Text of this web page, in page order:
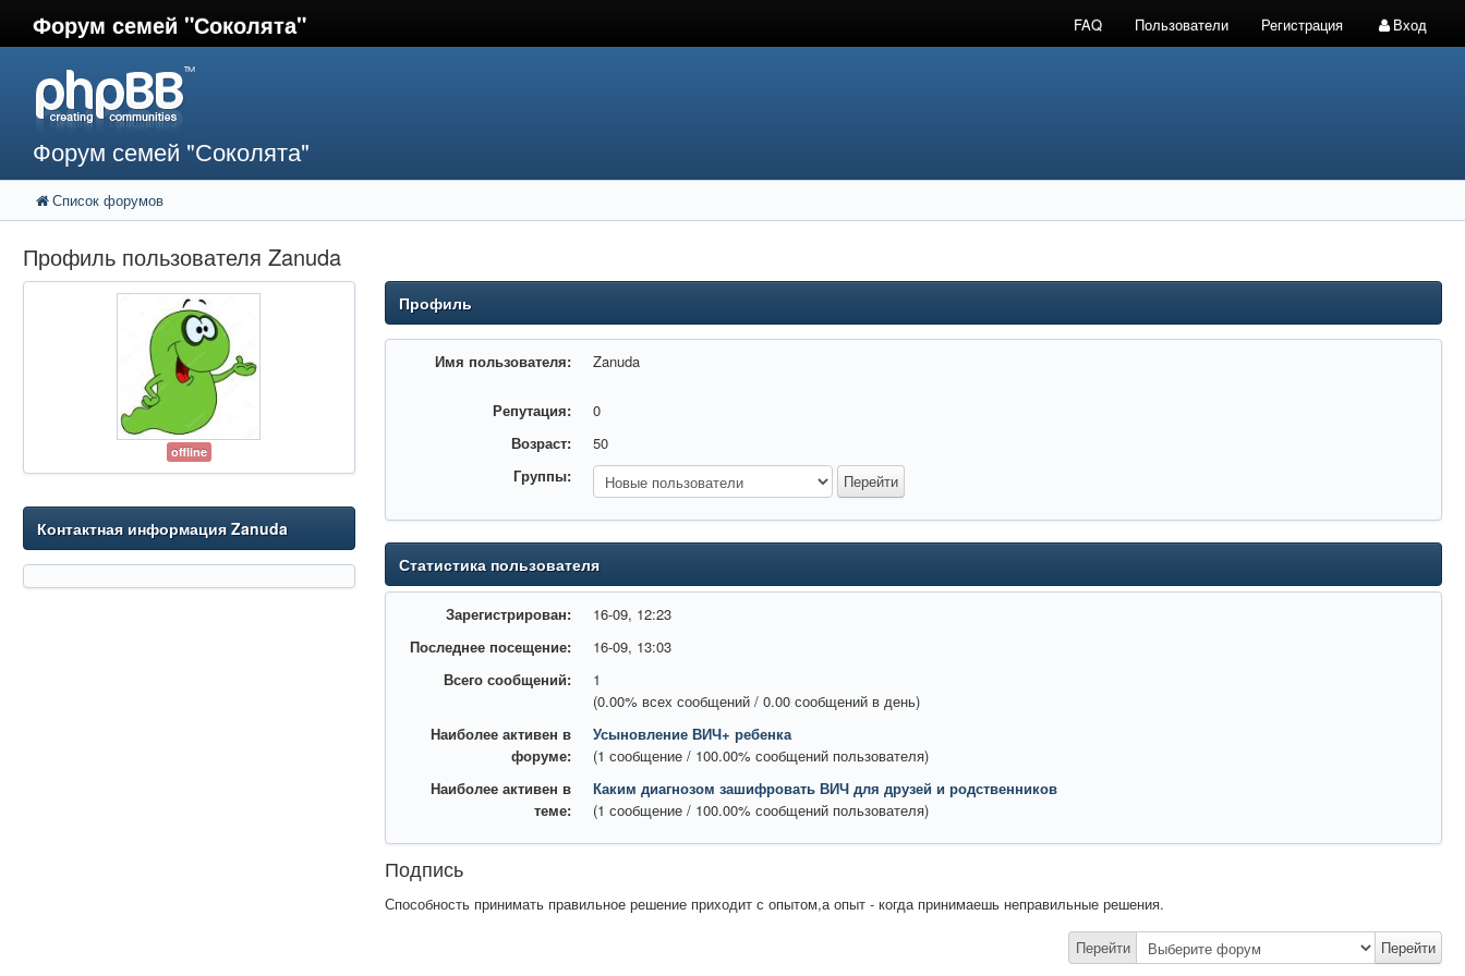
Форум семей "Соколята" FAQ Пользователи Регистрация Вход
Форум семей "Соколята"
Список форумов
Профиль пользователя Zanuda
offline
Контактная информация Zanuda
Профиль
Имя пользователя: Zanuda
Репутация:
0
Возраст:
50
Группы:
Статистика пользователя
Зарегистрирован:
16-09, 12:23
Последнее посещение:
16-09, 13:03
Всего сообщений:
1
(0.00% всех сообщений / 0.00 сообщений в день)
Наиболее активен в
форуме:
Усыновление ВИЧ+ ребенка
(1 сообщение / 100.00% сообщений пользователя)
Наиболее активен в
теме:
Каким диагнозом зашифровать ВИЧ для друзей и родственников
(1 сообщение / 100.00% сообщений пользователя)
Подпись
Способность принимать правильное решение приходит с опытом,а опыт - когда принимаешь неправильные решения.
Перейти Перейти